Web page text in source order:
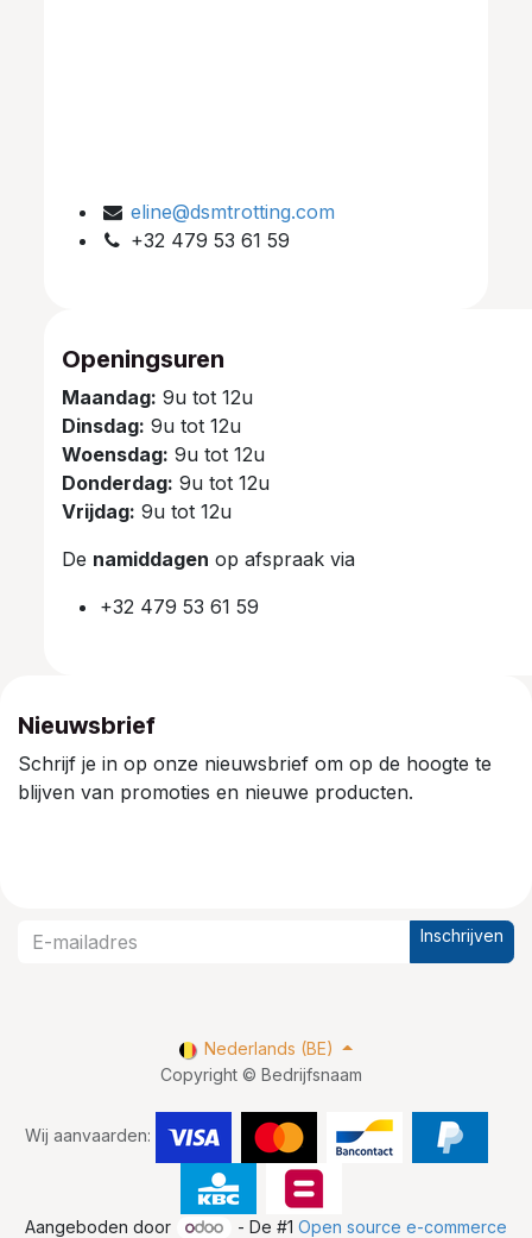
eline@dsmtrotting.com
+32 479 53 61 59
Openingsuren
Maandag: 9u tot 12u
Dinsdag: 9u tot 12u
Woensdag: 9u tot 12u
Donderdag: 9u tot 12u
Vrijdag: 9u tot 12u
De namiddagen op afspraak via
+32 479 53 61 59
Nieuwsbrief
Schrijf je in op onze nieuwsbrief om op de hoogte te
blijven van promoties en nieuwe producten.
Inschrijven
Copyright © Bedrijfsnaam
Wij aanvaarden:
Nederlands (BE)
Aangeboden door - De #1Open source e-commerce